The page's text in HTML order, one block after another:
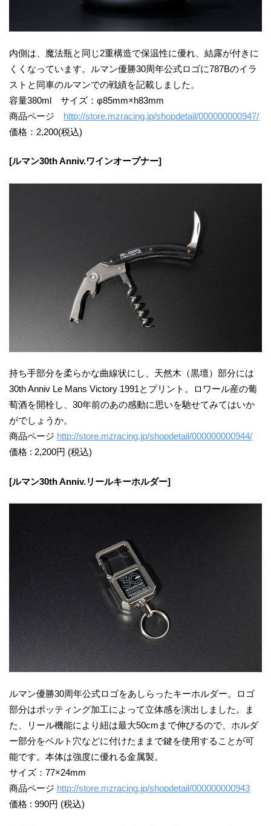
内側は、魔法瓶と同じ2重構造で保温性に優れ、結露が付きに
くくなっています。ルマン優勝30周年公式ロゴに787Bのイラ
ストと同車のルマンでの戦績を記載しました。
容量380ml サイズ：φ85mm×h83mm
商品ページ http://store.mzracing.jp/shopdetail/000000000947/
価格：2,200(税込)
[ルマン30th Anniv.ワインオープナー]
持ち手部分を柔らかな曲線状にし、天然木（黒壇）部分には
30th Anniv Le Mans Victory 1991とプリント。ロワール産の葡
萄酒を開栓し、30年前のあの感動に思いを馳せてみてはいか
がでしょうか。
商品ページ http://store.mzracing.jp/shopdetail/000000000944/
価格 : 2,200円 (税込)
[ルマン30th Anniv.リールキーホルダー]
ルマン優勝30周年公式ロゴをあしらったキーホルダー。ロゴ
部分はポッティング加工によって立体感を演出しました。ま
た、リール機能により紐は最大50cmまで伸びるので、ホルダ
ー部分をベルト穴などに付けたままで鍵を使用することが可
能です。本体は強度に優れる金属製。
サイズ：77×24mm
商品ページ http://store.mzracing.jp/shopdetail/000000000943
価格 : 990円 (税込)